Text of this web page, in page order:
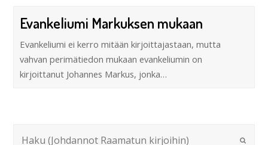
Evankeliumi Markuksen mukaan
Evankeliumi ei kerro mitään kirjoittajastaan, mutta
vahvan perimätiedon mukaan evankeliumin on
kirjoittanut Johannes Markus, jonka…